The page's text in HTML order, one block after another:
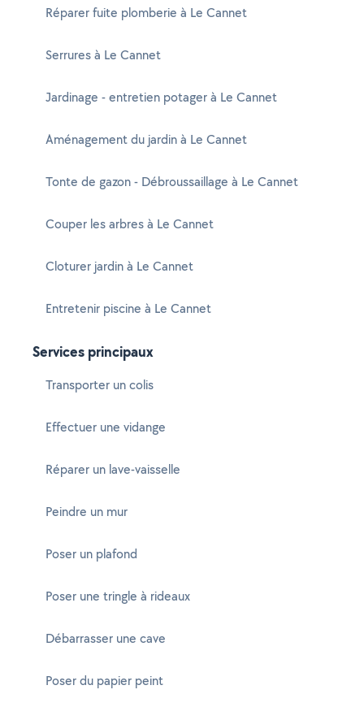
Réparer fuite plomberie à Le Cannet
Serrures à Le Cannet
Jardinage - entretien potager à Le Cannet
Aménagement du jardin à Le Cannet
Tonte de gazon - Débroussaillage à Le Cannet
Couper les arbres à Le Cannet
Cloturer jardin à Le Cannet
Entretenir piscine à Le Cannet
Services principaux
Transporter un colis
Effectuer une vidange
Réparer un lave-vaisselle
Peindre un mur
Poser un plafond
Poser une tringle à rideaux
Débarrasser une cave
Poser du papier peint